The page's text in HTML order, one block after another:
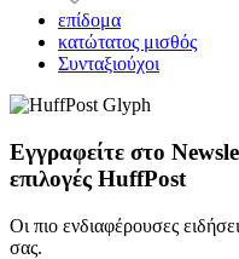
επίδομα
κατώτατος μισθός
Συνταξιούχοι
Εγγραφείτε στο
επιλογές HuffPost
Οι πιο ενδιαφέρουσες
σας.